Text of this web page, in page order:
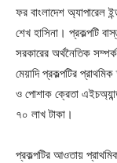
ফর বাংলাদেশ অ্যাপারেল
শেখ হাসিনা। প্রকল্পটি
সরকারের অর্থনৈতিক
মেয়াদি প্রকল্পটির
ও পোশাক ক্রেতা
৭০ লাখ টাকা।
প্রকল্পটির আওতায়